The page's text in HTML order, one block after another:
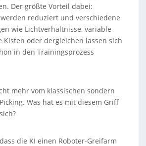
Der größte Vorteil dabei:
reduziert und verschiedene
wie Lichtverhältnisse, variable
Kisten oder dergleichen lassen sich
in den Trainingsprozess
mehr vom klassischen sondern
Was hat es mit diesem Griff
die KI einen Roboter-Greifarm